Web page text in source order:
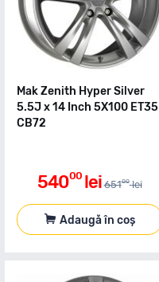
Mak Zenith Hyper Silver
5.5J x 14 Inch 5X100 ET35
CB72
54000 lei 65100 lei
Adaugă în coș